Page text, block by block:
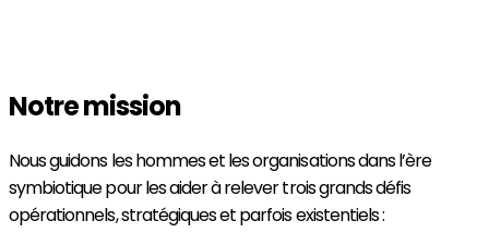
Notre mission
Nous guidons les hommes et les organisations dans l’ère
symbiotique pour les aider à relever trois grands défis
opérationnels, stratégiques et parfois existentiels :